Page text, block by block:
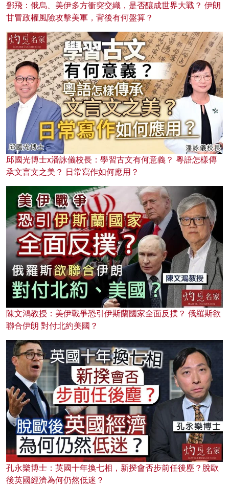
鄧飛：俄烏、美伊多方衝突交織，是否釀成世界大戰？ 伊朗
甘冒政權風險攻擊美軍，背後有何盤算？
邱國光博士x潘詠儀校長：學習古文有何意義？ 粵語怎樣傳
承文言文之美？ 日常寫作如何應用？
陳文鴻教授：美伊戰爭恐引伊斯蘭國家全面反撲？ 俄羅斯欲
聯合伊朗 對付北約美國？
孔永樂博士：英國十年換七相，新揆會否步前任後塵？脫歐
後英國經濟為何仍然低迷？